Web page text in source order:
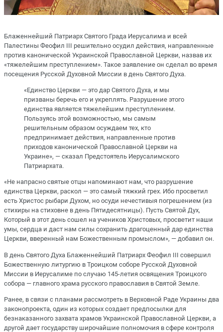
Блаженнейший Патриарх Святого Града Иерусалима и всей
Палестины Феофил III решительно осудил действия, направленные
против канонической Украинской Православной Церкви, назвав их
«тяжелейшим преступлением». Такое заявление он сделал во время
посещения Русской Духовной Миссии в день Святого Духа.
«Единство Церкви — это дар Святого Духа, и мы
призваны беречь его и укреплять. Разрушение этого
единства является тяжелейшим преступлением.
Пользуясь этой возможностью, мы самым
решительным образом осуждаем тех, кто
предпринимает действия, направленные против
приходов канонической Православной Церкви на
Украине», — сказал Предстоятель Иерусалимского
Патриархата.
«Не напрасно святые отцы напоминают нам, что разрушение
единства Церкви, раскол — это самый тяжкий грех. Ибо просветил
есть Христос рыбари Духом, но осуди нечестивыя погрешением (из
стихиры на стиховне в день Пятидесятницы). Пусть Святой Дух,
Который в этот день сошел на учеников Христовых, просветит наши
умы, сердца и даст нам силы сохранить драгоценный дар единства
Церкви, вверенный нам Божественным промыслом», — добавил он.
В день Святого Духа Блаженнейший Патриарх Феофил III совершил
Божественную литургию в Троицком соборе Русской Духовной
Миссии в Иерусалиме по случаю 145-летия освящения Троицкого
собора — главного храма русского православия в Святой Земле.
Ранее, в связи с планами рассмотреть в Верховной Раде Украины два
законопроекта, один из которых создает предпосылки для
безнаказанного захвата храмов Украинской Православной Церкви, а
другой дает государству широчайшие полномочия в сфере контроля